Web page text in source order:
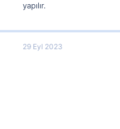
yapılır.
29 Eyl 2023